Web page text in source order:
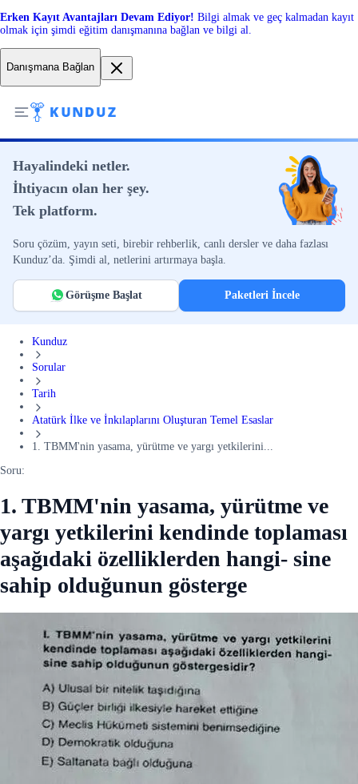
Erken Kayıt Avantajları Devam Ediyor! Bilgi almak ve geç kalmadan kayıt
olmak için şimdi eğitim danışmanına bağlan ve bilgi al.
Danışmana Bağlan
Hayalindeki netler.
İhtiyacın olan her şey.
Tek platform.
Soru çözüm, yayın seti, birebir rehberlik, canlı dersler ve daha fazlası
Kunduz’da. Şimdi al, netlerini artırmaya başla.
Görüşme Başlat Paketleri İncele
Kunduz
Sorular
Tarih
Atatürk İlke ve İnkılaplarını Oluşturan Temel Esaslar
1. TBMM'nin yasama, yürütme ve yargı yetkilerini...
Soru:
1. TBMM'nin yasama, yürütme ve
yargı yetkilerini kendinde toplaması
aşağıdaki özelliklerden hangi- sine
sahip olduğunun gösterge